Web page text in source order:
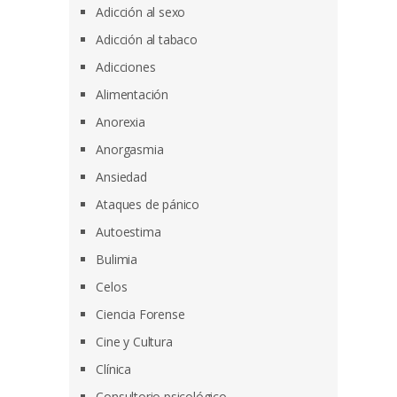
Adicción al sexo
Adicción al tabaco
Adicciones
Alimentación
Anorexia
Anorgasmia
Ansiedad
Ataques de pánico
Autoestima
Bulimia
Celos
Ciencia Forense
Cine y Cultura
Clínica